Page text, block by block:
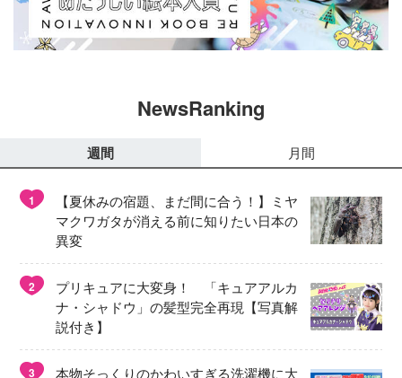
NewsRanking
週間 月間
1
【夏休みの宿題、まだ間に合う！】ミヤ
マクワガタが消える前に知りたい日本の
異変
2
プリキュアに大変身！ 「キュアアルカ
ナ・シャドウ」の髪型完全再現【写真解
説付き】
3
本物そっくりのかわいすぎる洗濯機に大